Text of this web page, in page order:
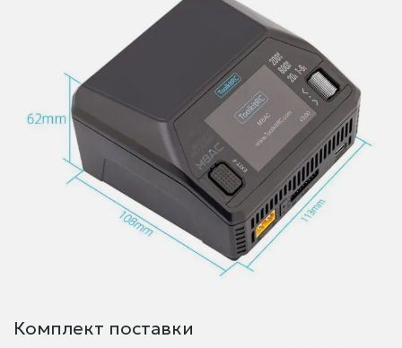
Комплект поставки